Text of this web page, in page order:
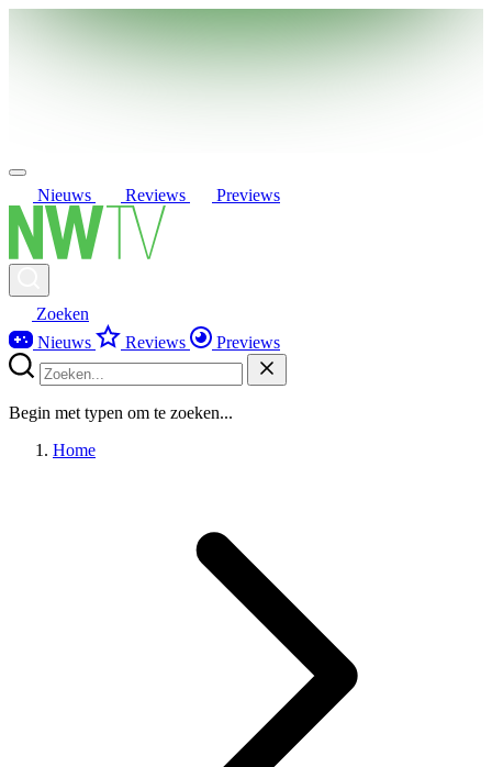
Nieuws Reviews Previews
Zoeken
Nieuws
Reviews Previews
Begin met typen om te zoeken...
Home